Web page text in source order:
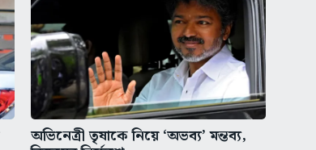
অভিনেত্রী তৃষাকে নিয়ে ‘অভব্য’ মন্তব্য,